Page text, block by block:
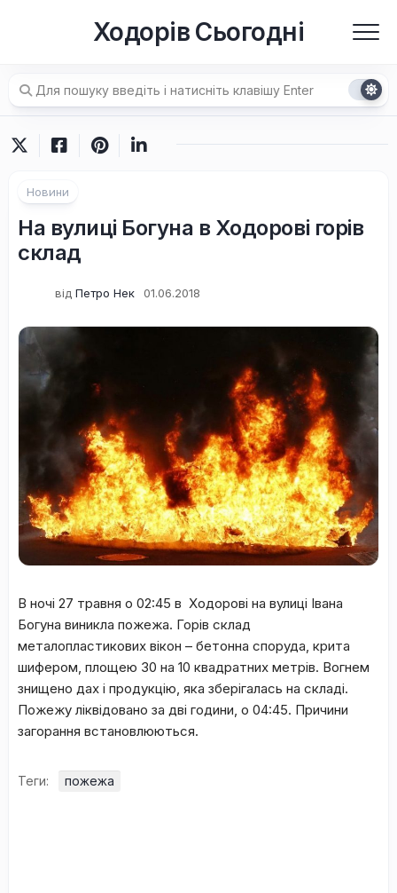
Ходорів Сьогодні
Новини
На вулиці Богуна в Ходорові горів
склад
від Петро Нек 01.06.2018
В ночі 27 травня о 02:45 в Ходорові на вулиці Івана
Богуна виникла пожежа. Горів склад
металопластикових вікон – бетонна споруда, крита
шифером, площею 30 на 10 квадратних метрів. Вогнем
знищено дах і продукцію, яка зберігалась на складі.
Пожежу ліквідовано за дві години, о 04:45. Причини
загорання встановлюються.
Теги: пожежа